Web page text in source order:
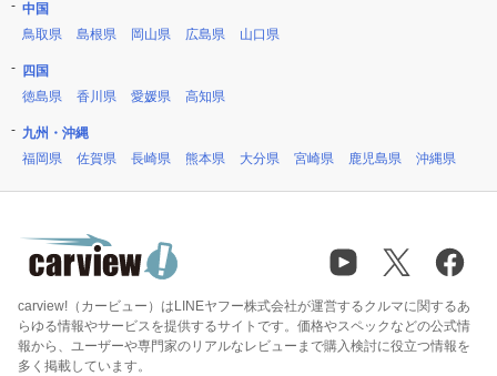
中国
鳥取県
島根県 岡山県 広島県 山口県
四国
徳島県
香川県 愛媛県 高知県
九州・沖縄
福岡県
佐賀県 長崎県 熊本県 大分県 宮崎県 鹿児島県 沖縄県
carview!（カービュー）はLINEヤフー株式会社が運営するクルマに関するあ
らゆる情報やサービスを提供するサイトです。価格やスペックなどの公式情
報から、ユーザーや専門家のリアルなレビューまで購入検討に役立つ情報を
多く掲載しています。